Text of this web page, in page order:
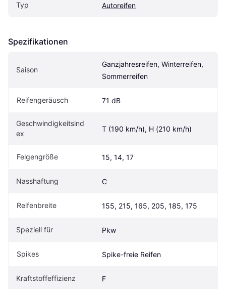
Typ Autoreifen
Spezifikationen
Saison
Ganzjahresreifen, Winterreifen,
Sommerreifen
Reifengeräusch 71 dB
Geschwindigkeitsind
ex
T (190 km/h), H (210 km/h)
Felgengröße 15, 14, 17
Nasshaftung C
Reifenbreite 155, 215, 165, 205, 185, 175
Speziell für Pkw
Spikes Spike-freie Reifen
Kraftstoffeffizienz F